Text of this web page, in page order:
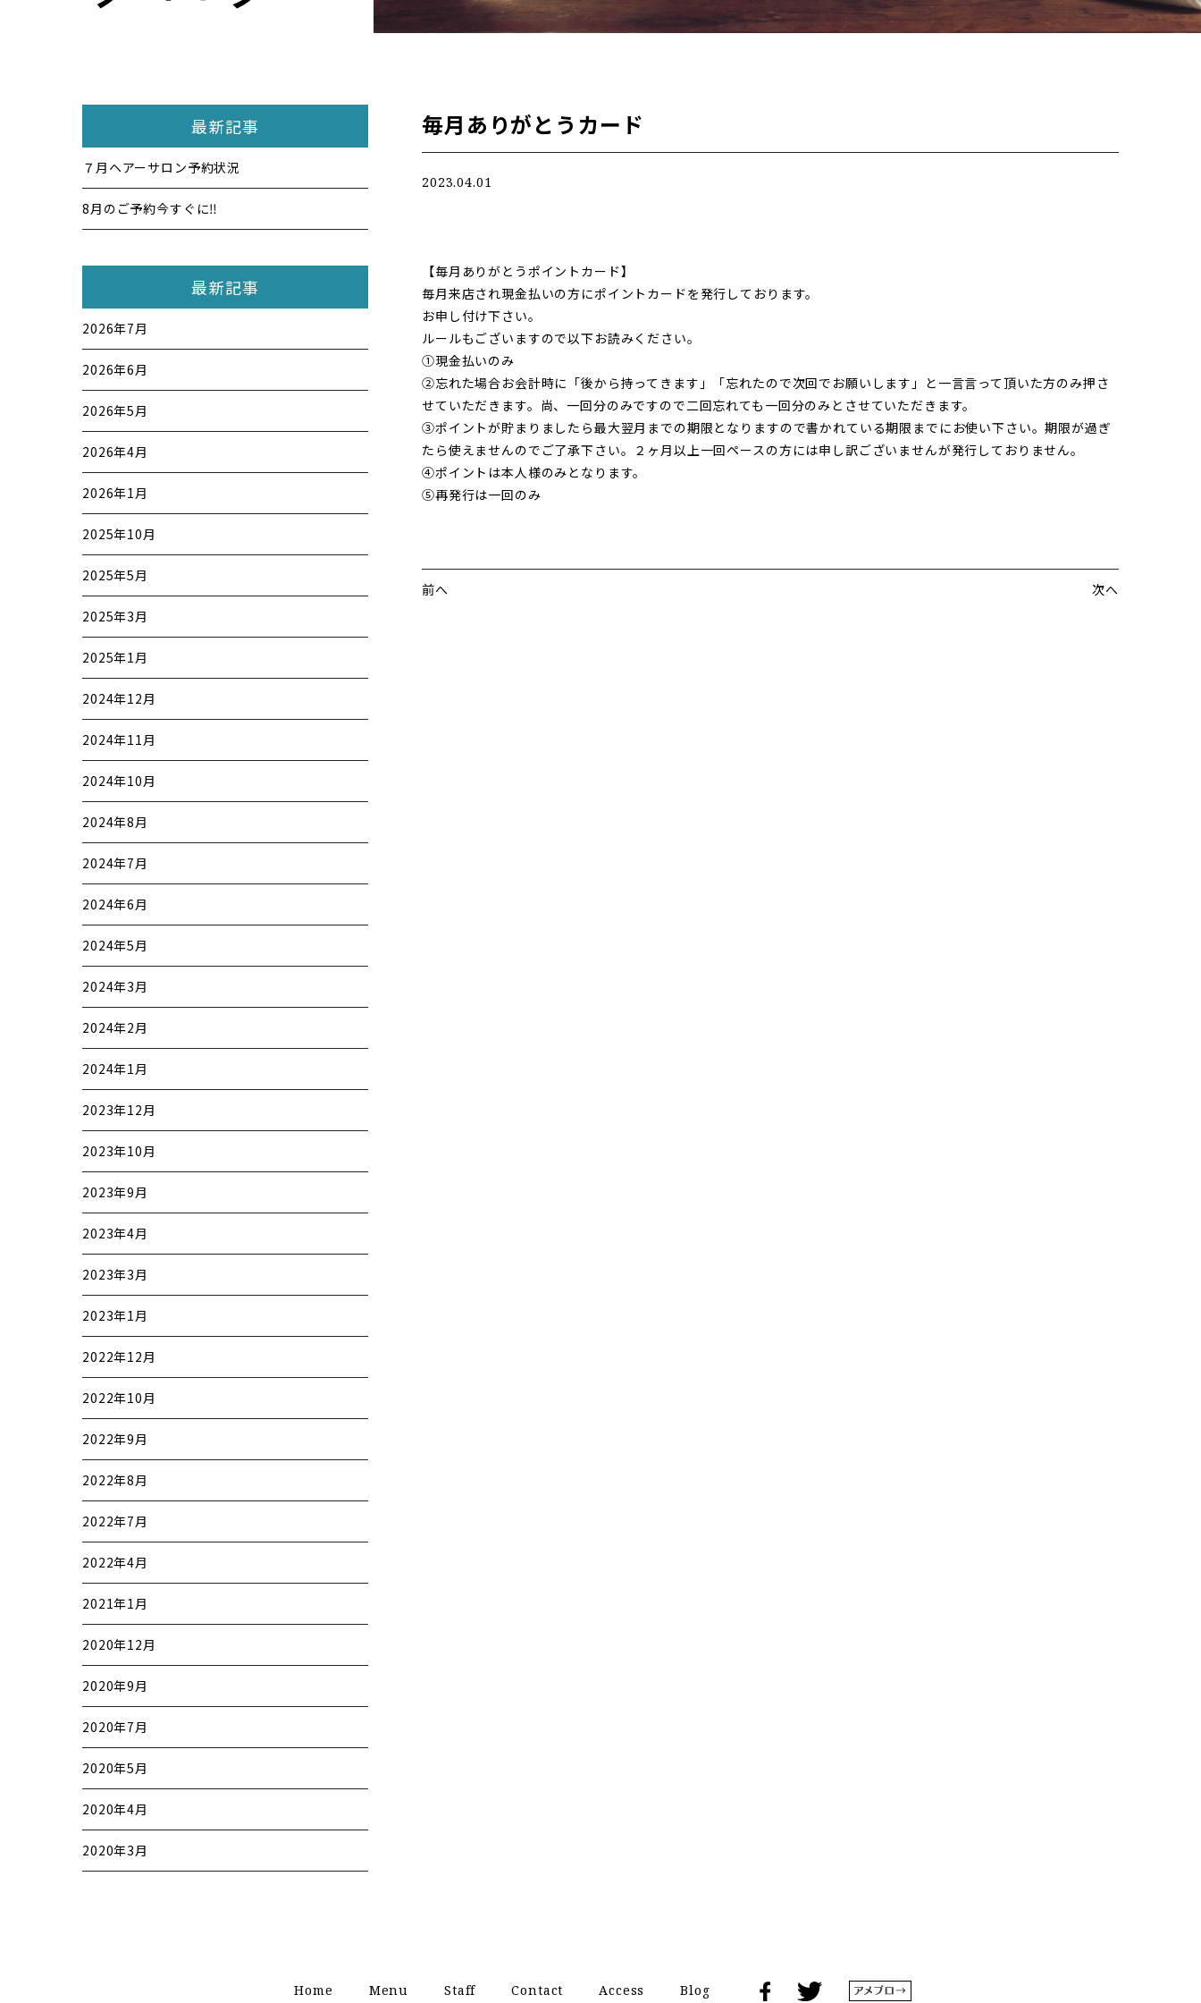
毎月ありがとうカード
2023.04.01
【毎月ありがとうポイントカード】
毎月来店され現金払いの方にポイントカードを発行しております。
お申し付け下さい。
ルールもございますので以下お読みください。
①現金払いのみ
②忘れた場合お会計時に「後から持ってきます」「忘れたので次回でお願いします」と一言言って頂いた方のみ押さ
せていただきます。尚、一回分のみですので二回忘れても一回分のみとさせていただきます。
③ポイントが貯まりましたら最大翌月までの期限となりますので書かれている期限までにお使い下さい。期限が過ぎ
たら使えませんのでご了承下さい。２ヶ月以上一回ペースの方には申し訳ございませんが発行しておりません。
④ポイントは本人様のみとなります。
⑤再発行は一回のみ
前へ 次へ
最新記事
７月ヘアーサロン予約状況
8月のご予約今すぐに‼️
最新記事
2026年7月
2026年6月
2026年5月
2026年4月
2026年1月
2025年10月
2025年5月
2025年3月
2025年1月
2024年12月
2024年11月
2024年10月
2024年8月
2024年7月
2024年6月
2024年5月
2024年3月
2024年2月
2024年1月
2023年12月
2023年10月
2023年9月
2023年4月
2023年3月
2023年1月
2022年12月
2022年10月
2022年9月
2022年8月
2022年7月
2022年4月
2021年1月
2020年12月
2020年9月
2020年7月
2020年5月
2020年4月
2020年3月
Home Menu Staff Contact Access Blog